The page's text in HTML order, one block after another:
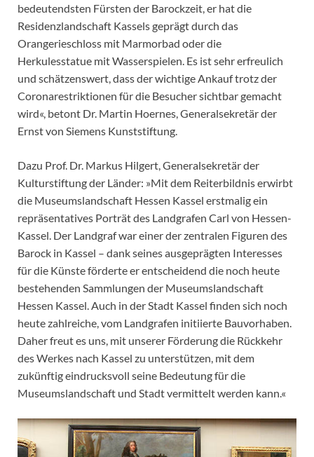
bedeutendsten Fürsten der Barockzeit, er hat die
Residenzlandschaft Kassels geprägt durch das
Orangerieschloss mit Marmorbad oder die
Herkulesstatue mit Wasserspielen. Es ist sehr erfreulich
und schätzenswert, dass der wichtige Ankauf trotz der
Coronarestriktionen für die Besucher sichtbar gemacht
wird«, betont Dr. Martin Hoernes, Generalsekretär der
Ernst von Siemens Kunststiftung.
Dazu Prof. Dr. Markus Hilgert, Generalsekretär der
Kulturstiftung der Länder: »Mit dem Reiterbildnis erwirbt
die Museumslandschaft Hessen Kassel erstmalig ein
repräsentatives Porträt des Landgrafen Carl von Hessen-
Kassel. Der Landgraf war einer der zentralen Figuren des
Barock in Kassel – dank seines ausgeprägten Interesses
für die Künste förderte er entscheidend die noch heute
bestehenden Sammlungen der Museumslandschaft
Hessen Kassel. Auch in der Stadt Kassel finden sich noch
heute zahlreiche, vom Landgrafen initiierte Bauvorhaben.
Daher freut es uns, mit unserer Förderung die Rückkehr
des Werkes nach Kassel zu unterstützen, mit dem
zukünftig eindrucksvoll seine Bedeutung für die
Museumslandschaft und Stadt vermittelt werden kann.«